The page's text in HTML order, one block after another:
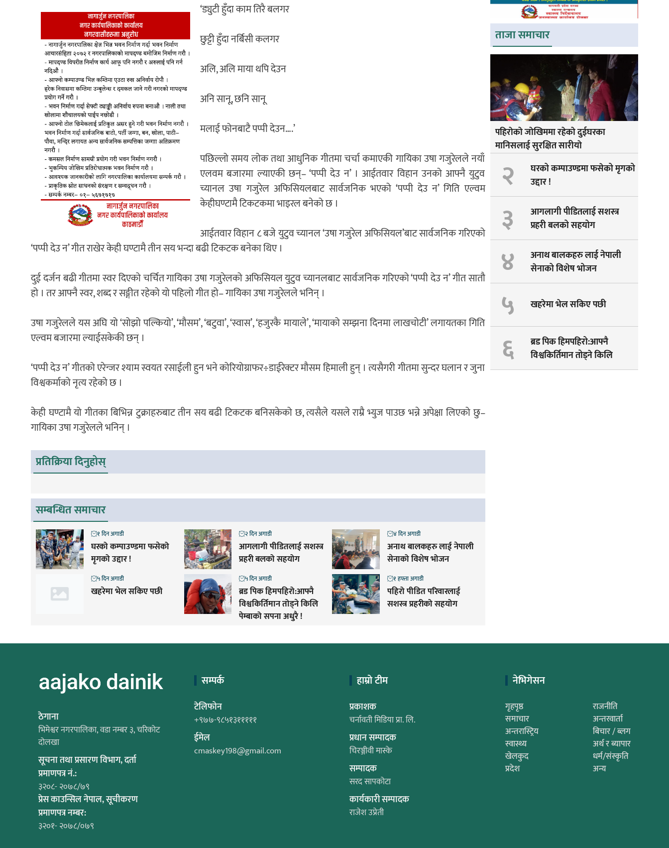
‘ड्युटी हुँदा काम तिरै बलगर
छुट्टी हुँदा नर्बिसी कलगर
अलि, अलि माया थपि देउन
अनि सानू, छनि सानू
मलाई फोनबाटै पप्पी देउन….’
पछिल्लो समय लोक तथा आधुनिक गीतमा चर्चा कमाएकी गायिका उषा गजुरेलले नयाँ
एलवम बजारमा ल्याएकी छन्– ‘पप्पी देउ न’ । आईतवार विहान उनको आफ्नै युटुव
च्यानल उषा गजुरेल अफिसियलबाट सार्वजनिक भएको ‘पप्पी देउ न’ गिति एल्वम
केहीघण्टामै टिकटकमा भाइरल बनेको छ ।
आईतवार विहान ८ बजे युटुव च्यानल ‘उषा गजुरेल अफिसियल’बाट सार्वजनिक गरिएको
‘पप्पी देउ न’ गीत राखेर केही घण्टामै तीन सय भन्दा बढी टिकटक बनेका थिए ।
दुई दर्जन बढी गीतमा स्वर दिएको चर्चित गायिका उषा गजुरेलको अफिसियल युटुव च्यानलबाट सार्वजनिक गरिएको ‘पप्पी देउ न’ गीत सातौ
हो । तर आफ्नै स्वर, शब्द र सङ्गीत रहेको यो पहिलो गीत हो– गायिका उषा गजुरेलले भनिन् ।
उषा गजुरेलले यस अघि यो ‘सोझो पल्कियो’, ‘मौसम’, ‘बटुवा’, ‘स्वास’, ‘हजुरकै मायाले’, ‘मायाको सम्झना दिनमा लाखचोटी’ लगायतका गिति
एल्वम बजारमा ल्याईसकेकी छन् ।
‘पप्पी देउ न’ गीतको एरेन्जर श्याम स्वयत रसाईली हुन भने कोरियोग्राफर÷डाईरेक्टर मौसम हिमाली हुन् । त्यसैगरी गीतमा सुन्दर घलान र जुना
विश्वकर्माको नृत्य रहेको छ ।
केही घण्टामै यो गीतका बिभिन्न टुक्राहरुबाट तीन सय बढी टिकटक बनिसकेको छ, त्यसैले यसले राम्रै भ्युज पाउछ भन्ने अपेक्षा लिएको छु–
गायिका उषा गजुरेलले भनिन् ।
प्रतिक्रिया दिनुहोस्
सम्बन्धित समाचार
घरको कम्पाउण्डमा फसेको
मृगको उद्दार !
१ दिन अगाडी
आगलागी पीडितलाई सशस्त्र
प्रहरी बलको सहयोग
२ दिन अगाडी
अनाथ बालकहरु लाई नेपाली
सेनाको विशेष भोजन
४ दिन अगाडी
खहरेमा भेल सकिए पछी
५ दिन अगाडी
ब्रड पिक हिमपहिरो:आफ्नै
विश्वकिर्तिमान तोड्ने किलि
पेम्बाको सपना अधुरै !
५ दिन अगाडी
पहिरो पीडित परिवारलाई
सशस्त्र प्रहरीको सहयोग
१ हफ्ता अगाडी
ताजा समाचार
पहिराेकाे जाेखिममा रहेकाे दुईघरका
मानिसलाई सुरक्षित सारीयाे
२
घरको कम्पाउण्डमा फसेको मृगको
उद्दार !
३
आगलागी पीडितलाई सशस्त्र
प्रहरी बलको सहयोग
४
अनाथ बालकहरु लाई नेपाली
सेनाको विशेष भोजन
५ खहरेमा भेल सकिए पछी
६
ब्रड पिक हिमपहिरो:आफ्नै
विश्वकिर्तिमान तोड्ने किलि
पेम्बाको सपना अधुरै !
ठेगाना
भिमेश्वर नगरपालिका, वडा नम्बर ३, चरिकोट
दोलखा
सूचना तथा प्रसारण विभाग, दर्ता
प्रमाणपत्र नं.:
३२०८- २०७८/७९
प्रेस काउन्सिल नेपाल, सूचीकरण
प्रमाणपत्र नम्बर:
३२०१- २०७८/०७९
सम्पर्क
टेलिफोन
+९७७-९८५१३१११११
ईमेल
cmaskey198@gmail.com
हाम्रो टीम
प्रकाशक
चर्नावती मिडिया प्रा. लि.
प्रधान सम्पादक
चिरञ्जीवी मास्के
सम्पादक
सरद सापकोटा
कार्यकारी सम्पादक
राजेश उप्रेती
नेभिगेसन
गृहपृष्ठ
राजनीति
समाचार
अन्तरवार्ता
अन्तरास्ट्रिय
बिचार / ब्लग
स्वास्थ्य
अर्थ र ब्यापार
खेलकुद
धर्म/संस्कृति
प्रदेश
अन्य